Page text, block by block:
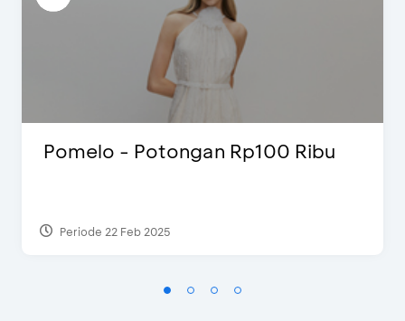
Pomelo - Potongan Rp100 Ribu
Periode 22 Feb 2025